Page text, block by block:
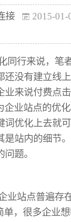
接
2015-01-
同行来说，笔
还没有建立线
业来说付费点
企业站点的优
优化上去就
是站内的细节
题。
业站点普遍存
，很多企业